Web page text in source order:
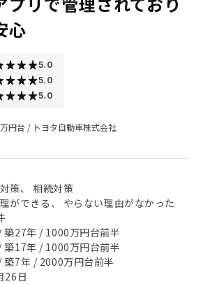
心
5.0
5.0
5.0
円台 / トヨタ自動車株式会社
策、 相続対策
ができる、 やらない理由がなかった
築27年 / 1000万円台前半
築17年 / 1000万円台前半
築7年 / 2000万円台前半
26日